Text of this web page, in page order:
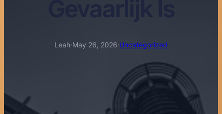
Leah·May 26, 2026·Uncategorized